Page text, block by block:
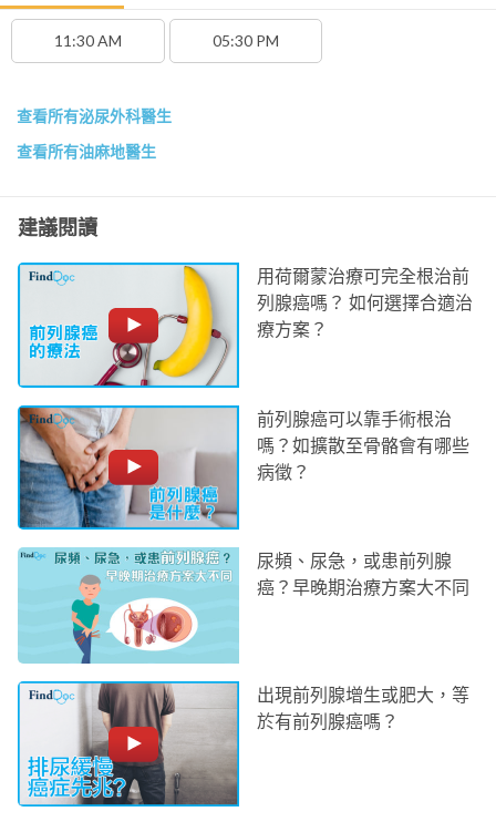
11:30 AM 05:30 PM
查看所有泌尿外科醫生
查看所有油麻地醫生
建議閱讀
用荷爾蒙治療可完全根治前
列腺癌嗎？ 如何選擇合適治
療方案？
前列腺癌可以靠手術根治
嗎？如擴散至骨骼會有哪些
病徵？
尿頻、尿急，或患前列腺
癌？早晚期治療方案大不同
出現前列腺增生或肥大，等
於有前列腺癌嗎？